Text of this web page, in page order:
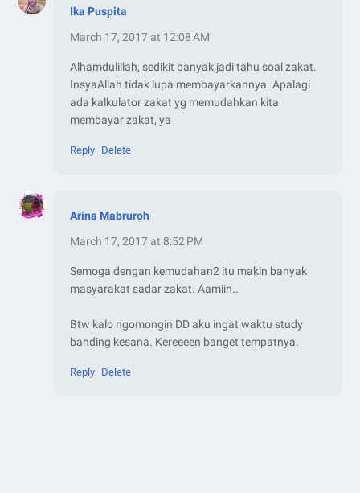
Ika Puspita
March 17, 2017 at 12:08 AM
Alhamdulillah, sedikit banyak jadi tahu soal zakat.
InsyaAllah tidak lupa membayarkannya. Apalagi
ada kalkulator zakat yg memudahkan kita
membayar zakat, ya
Reply Delete
Arina Mabruroh
March 17, 2017 at 8:52 PM
Semoga dengan kemudahan2 itu makin banyak
masyarakat sadar zakat. Aamiin..
Btw kalo ngomongin DD aku ingat waktu study
banding kesana. Kereeeen banget tempatnya.
Reply Delete